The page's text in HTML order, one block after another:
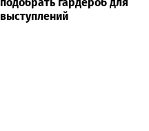
выступлений